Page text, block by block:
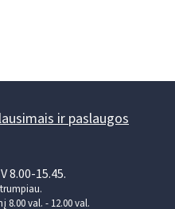
ir paslaugos
8.00-15.45.
val. - 12.00 val.